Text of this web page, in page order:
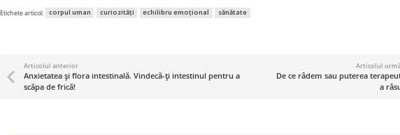
Etichete articol: corpul uman curiozități echilibru emoțional sănătate
Articolul anterior
Anxietatea și flora intestinală. Vindecă-ți intestinul pentru a
scăpa de frică!
Articolul
De ce râdem sau puterea
a